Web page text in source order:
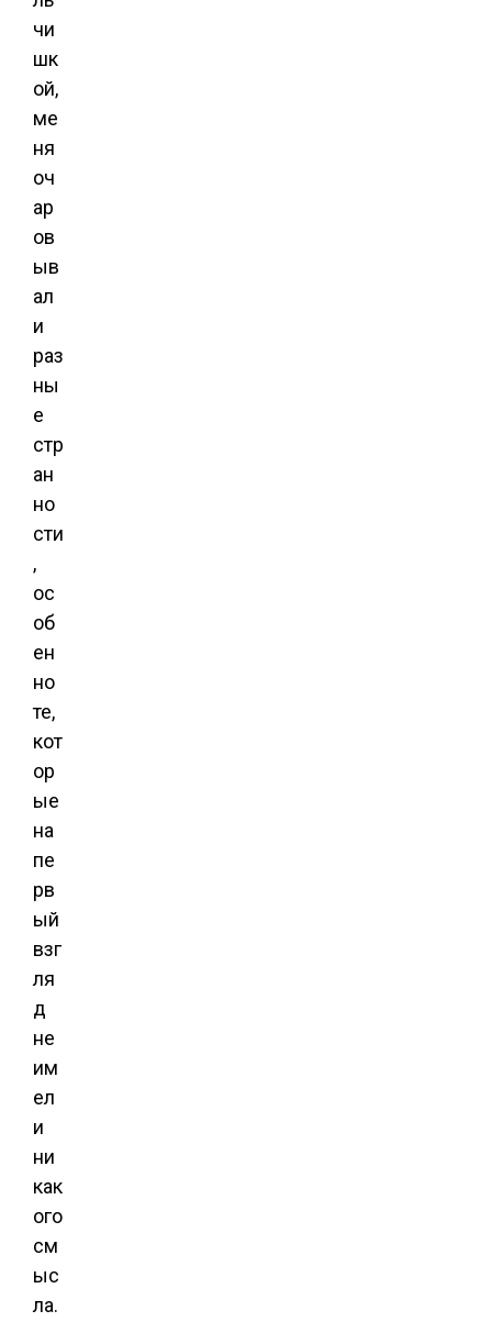
чи
шк
ой,
ме
ня
оч
ар
ов
ыв
ал
и
раз
ны
е
стр
ан
но
сти
,
ос
об
ен
но
те,
кот
ор
ые
на
пе
рв
ый
взг
ля
д
не
им
ел
и
ни
как
ого
см
ыс
ла.